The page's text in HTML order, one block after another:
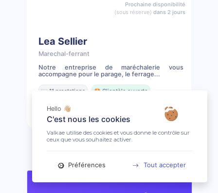
Prochaine disponibilité
(sous réserve) dans 2 jours
Lea Sellier
Marechal-ferrant
Notre entreprise de maréchalerie vous
accompagne pour le parage, le ferrage...
📖 11 prestations 🤩 Clientèle ouverte
Prendre rendez-vous
Hello 👋🏼
C'est nous les cookies
Valkae utilise des cookies et vous donne le contrôle sur
ceux que vous souhaitez activer.
Préférences Tout accepter